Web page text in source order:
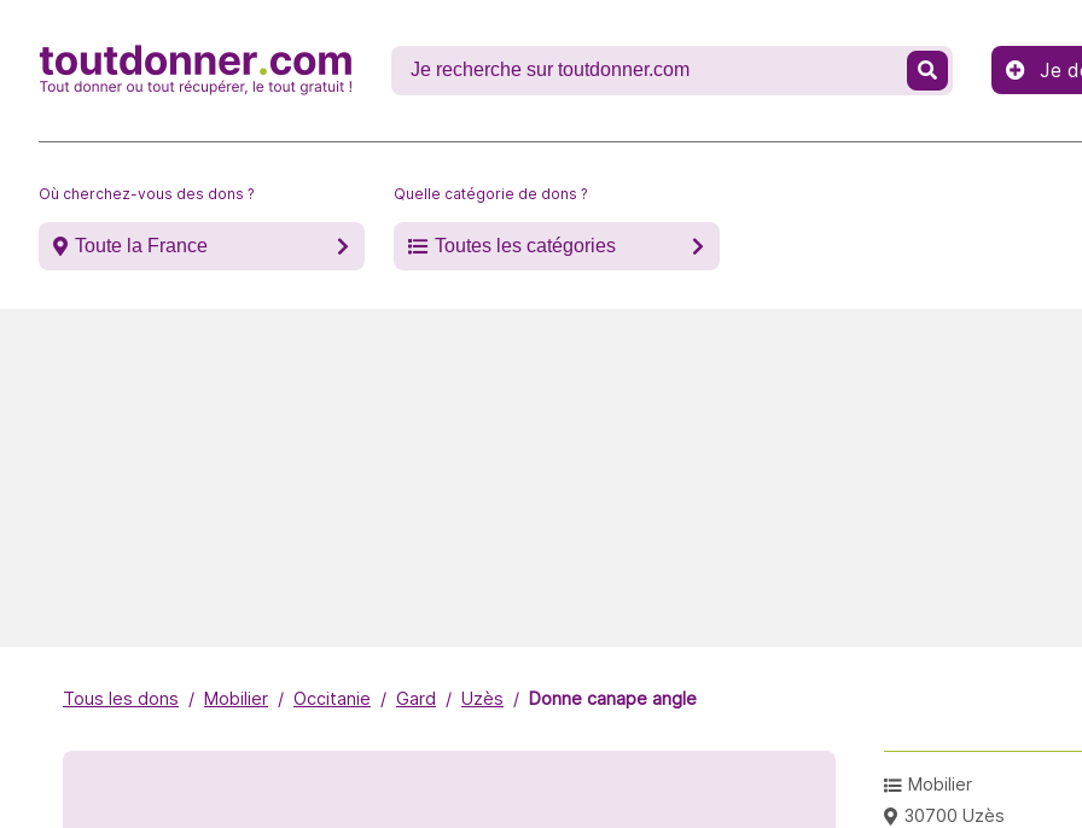
Je
Où cherchez-vous des dons ?
Toute la France
Quelle catégorie de dons ?
Toutes les catégories
Tous les dons Mobilier Occitanie Gard Uzès Donne canape angle
Mobilier
30700 Uzès